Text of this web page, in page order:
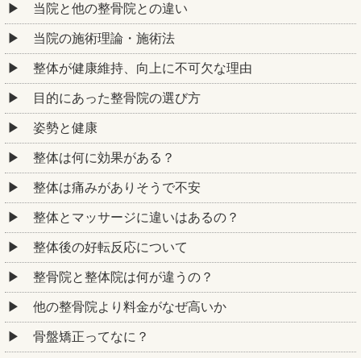
当院と他の整骨院との違い
当院の施術理論・施術法
整体が健康維持、向上に不可欠な理由
目的にあった整骨院の選び方
姿勢と健康
整体は何に効果がある？
整体は痛みがありそうで不安
整体とマッサージに違いはあるの？
整体後の好転反応について
整骨院と整体院は何が違うの？
他の整骨院より料金がなぜ高いか
骨盤矯正ってなに？